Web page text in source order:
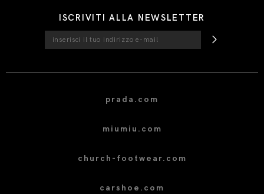
ISCRIVITI ALLA NEWSLETTER
prada.com
miumiu.com
church-footwear.com
carshoe.com